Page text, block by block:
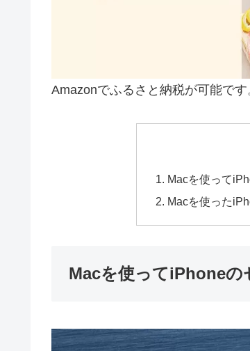
Amazonでふるさと納税が可能で
Macを使って
Macを使った
Macを使ってiPhoneの